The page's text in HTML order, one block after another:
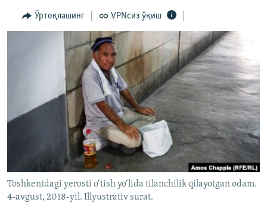
Озодлик бошқа тилларда
Ўртоқлашинг VPNсиз ўқиш
Toshkentdagi yerosti o‘tish yo‘lida tilanchilik qilayotgan odam.
4-avgust, 2018-yil. Illyustrativ surat.